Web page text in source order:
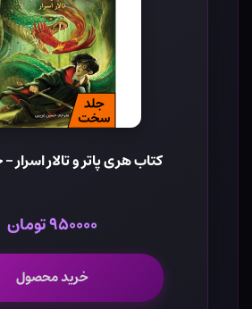
کتاب هری پاتر و تالار
۹۵۰۰۰۰ تومان
خرید محصول